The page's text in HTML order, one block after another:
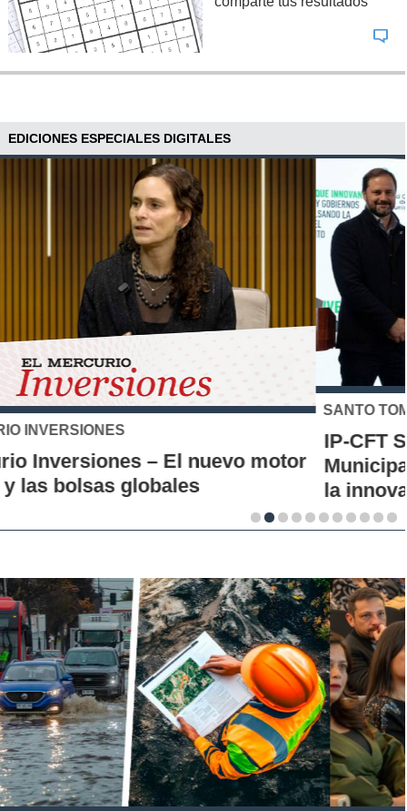
EDICIONES ESPECIALES DIGITALES
SANTO TOMÁS
IP-CFT Santo Tomás y Red de Hubs
Municipales firman alianza para impulsar
la innovación en los territorios